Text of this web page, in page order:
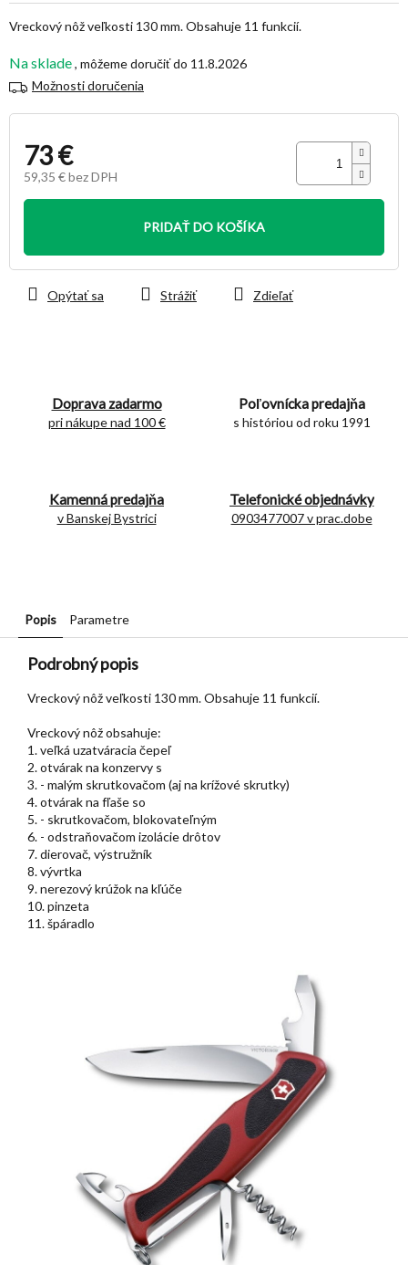
Na sklade
11.8.2026
Možnosti doručenia
73 €
59,35 € bez DPH
Jednotková
PRIDAŤ DO KOŠÍKA
Doprava zadarmo
pri nákupe nad 100 €
Poľovnícka predajňa
s históriou od roku 1991
Kamenná predajňa
v Banskej Bystrici
Telefonické objednávky
0903477007 v prac.dobe
Vreckový nôž veľkosti 130 mm. Obsahuje 11 funkcií.
Opýtať sa Strážiť Zdieľať
5
Popis Parametre
Podrobný popis
Vreckový nôž veľkosti 130 mm. Obsahuje 11 funkcií.
Vreckový nôž obsahuje:
1. veľká uzatváracia čepeľ
2. otvárak na konzervy s
3. - malým skrutkovačom (aj na krížové skrutky)
4. otvárak na fľaše so
5. - skrutkovačom, blokovateľným
6. - odstraňovačom izolácie drôtov
7. dierovač, výstružník
8. vývrtka
9. nerezový krúžok na kľúče
10. pinzeta
11. špáradlo